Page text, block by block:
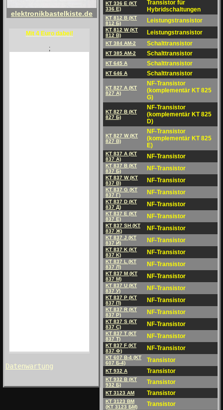
elektronikbastelkiste.de
Mit 4 Euro dabei!
;
Datenwartung
KT 336 E (KT
336 E)
Transistor für
Hybridschaltungen
KT 812 B (KT
812 Б)
Leistungstransistor
KT 812 W (KT
812 B)
Leistungstransistor
KT 384 AM-2 Schalttransistor
KT 385 AM-2 Schalttransistor
KT 645 A Schalttransistor
KT 646 A Schalttransistor
KT 827 A (KT
827 A)
NF-Transistor
(komplementär KT 825
G)
KT 827 B (KT
827 Б)
NF-Transistor
(komplementär KT 825
D)
KT 827 W (KT
827 B)
NF-Transistor
(komplementär KT 825
E)
KT 837 A (KT
837 A)
NF-Transistor
KT 837 B (KT
837 Б)
NF-Transistor
KT 837 W (KT
837 B)
NF-Transistor
KT 837 G (KT
837 Г)
NF-Transistor
KT 837 D (KT
837 Д)
NF-Transistor
KT 837 E (KT
837 E)
NF-Transistor
KT 837 SH (KT
837 Ж)
NF-Transistor
KT 837 J (KT
837 Й)
NF-Transistor
KT 837 K (KT
837 K)
NF-Transistor
KT 837 L (KT
837 Л)
NF-Transistor
KT 837 M (KT
837 M)
NF-Transistor
KT 837 U (KT
837 У)
NF-Transistor
KT 837 P (KT
837 П)
NF-Transistor
KT 837 R (KT
837 P)
NF-Transistor
KT 837 S (KT
837 C)
NF-Transistor
KT 837 T (KT
837 T)
NF-Transistor
KT 837 F (KT
837 Ф)
NF-Transistor
KT 607 B-4 (KT
607 Б-4)
Transistor
KT 932 A Transistor
KT 932 B (KT
932 Б)
Transistor
KT 3123 AM Transistor
KT 3123 BM
(KT 3123 БM)
Transistor